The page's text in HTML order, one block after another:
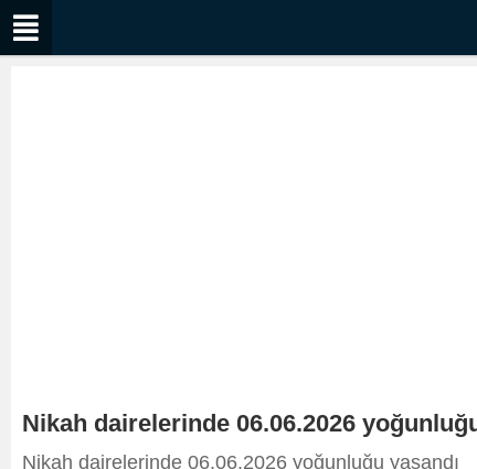
Nikah dairelerinde 06.06.2026
Nikah dairelerinde 06.06.2026 yoğunluğu yaşandı